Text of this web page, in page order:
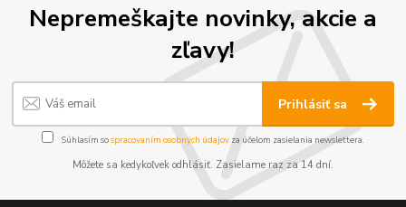
Nepremeškajte novinky, akcie a
zľavy!
Prihlásiť sa
Súhlasím sospracovaním osobných údajov za účelom zasielania newslettera.
Môžete sa kedykoľvek odhlásiť. Zasielame raz za 14 dní.